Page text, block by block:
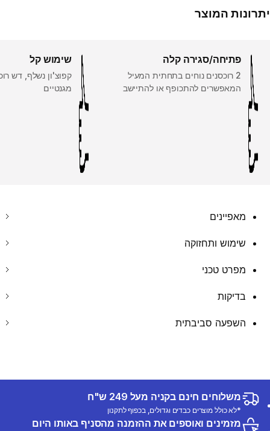
יתרונות המוצר
פתיחה/סגירה קלה
2 רוכסנים נוחים בתחתית המעיל
המאפשרים להתכופף או להתיישב
שימוש קל
קפוצ'ון נשלף, דש
מגנטיים
מאפיינים
שימוש ותחזוקה
מפרט טכני
בדיקות
השפעה סביבתית
משלוחים חינם בקניה מעל 249 ש"ח
*לא כולל מוצרים כבדים וגדולים, בכפוף לתקנון
מזמינים ואוספים את ההזמנה מהסניף באותו היום